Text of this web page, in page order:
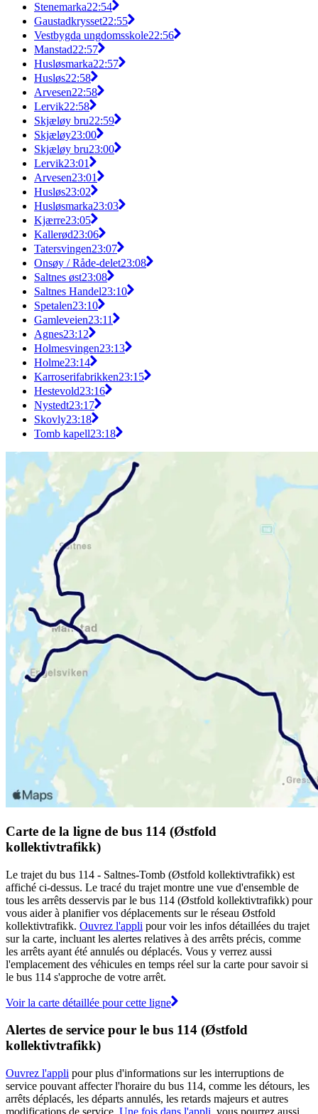
Stenemarka22:54
Gaustadkrysset22:55
Vestbygda ungdomsskole22:56
Manstad22:57
Husløsmarka22:57
Husløs22:58
Arvesen22:58
Lervik22:58
Skjæløy bru22:59
Skjæløy23:00
Skjæløy bru23:00
Lervik23:01
Arvesen23:01
Husløs23:02
Husløsmarka23:03
Kjærre23:05
Kallerød23:06
Tatersvingen23:07
Onsøy / Råde-delet23:08
Saltnes øst23:08
Saltnes Handel23:10
Spetalen23:10
Gamleveien23:11
Agnes23:12
Holmesvingen23:13
Holme23:14
Karroserifabrikken23:15
Hestevold23:16
Nystedt23:17
Skovly23:18
Tomb kapell23:18
Carte de la ligne de bus 114 (Østfold
kollektivtrafikk)
Le trajet du bus 114 - Saltnes-Tomb (Østfold kollektivtrafikk) est
affiché ci-dessus. Le tracé du trajet montre une vue d'ensemble de
tous les arrêts desservis par le bus 114 (Østfold kollektivtrafikk) pour
vous aider à planifier vos déplacements sur le réseau Østfold
kollektivtrafikk. Ouvrez l'appli pour voir les infos détaillées du trajet
sur la carte, incluant les alertes relatives à des arrêts précis, comme
les arrêts ayant été annulés ou déplacés. Vous y verrez aussi
l'emplacement des véhicules en temps réel sur la carte pour savoir si
le bus 114 s'approche de votre arrêt.
Voir la carte détaillée pour cette ligne
Alertes de service pour le bus 114 (Østfold
kollektivtrafikk)
Ouvrez l'appli pour plus d'informations sur les interruptions de
service pouvant affecter l'horaire du bus 114, comme les détours, les
arrêts déplacés, les départs annulés, les retards majeurs et autres
modifications de service. Une fois dans l'appli , vous pourrez aussi